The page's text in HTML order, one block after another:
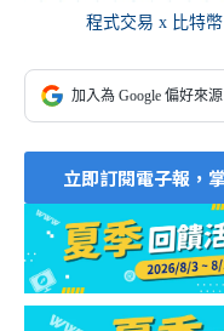
程式交易 x 比特
加入為 Google 偏好來源
立即訂閱電子報，